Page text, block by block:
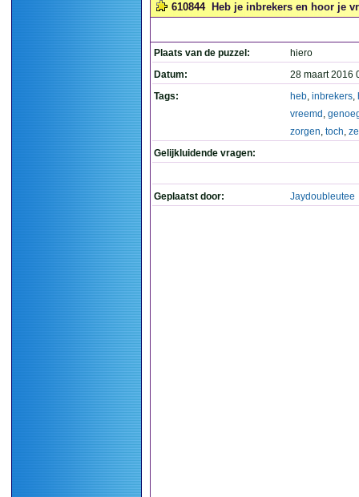
610844 Heb je inbrekers en hoor je
Plaats van de puzzel:
hiero
Datum:
28 maart 2016
Tags:
heb, inbrekers,
vreemd ,
zorgen, toch,
Gelijkluidende vragen:
Geplaatst door: Jaydoubleutee